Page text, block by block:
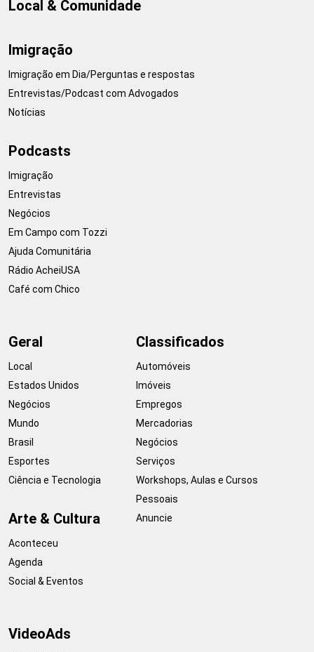
Local & Comunidade
Imigração
Imigração em Dia/Perguntas e respostas
Entrevistas/Podcast com Advogados
Notícias
Podcasts
Imigração
Entrevistas
Negócios
Em Campo com Tozzi
Ajuda Comunitária
Rádio AcheiUSA
Café com Chico
Geral
Local
Estados Unidos
Negócios
Mundo
Brasil
Esportes
Ciência e Tecnologia
Arte & Cultura
Aconteceu
Agenda
Social & Eventos
Classificados
Automóveis
Imóveis
Empregos
Mercadorias
Negócios
Serviços
Workshops, Aulas e Cursos
Pessoais
Anuncie
VideoAds